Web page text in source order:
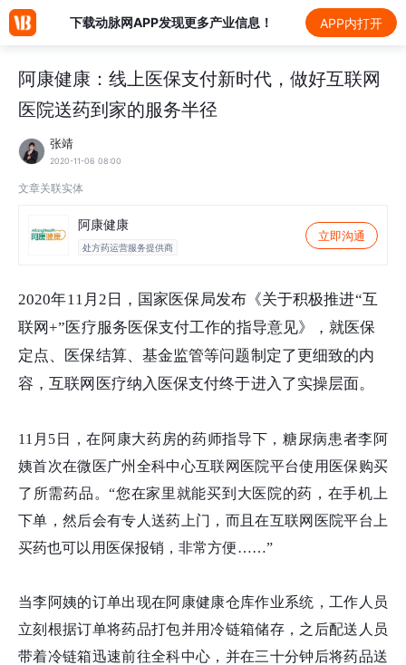
下载动脉网APP发现更多产业信息！ APP内打开
阿康健康：线上医保支付新时代，做好互联网
医院送药到家的服务半径
张靖
2020-11-06 08:00
文章关联实体
阿康健康
处方药运营服务提供商
立即沟通
2020年11月2日，国家医保局发布《关于积极推进“互
联网+”医疗服务医保支付工作的指导意见》，就医保
定点、医保结算、基金监管等问题制定了更细致的内
容 ，互联网医疗纳入医保支付终于进入了实操层面。
11月5日，在阿康大药房的药师指导下，糖尿病患者李阿
姨首次在微医广州全科中心互联网医院平台使用医保购买
了所需药品。“您在家里就能买到大医院的药，在手机上
下单，然后会有专人送药上门，而且在互联网医院平台上
买药也可以用医保报销，非常方便……”
当李阿姨的订单出现在阿康健康仓库作业系统，工作人员
立刻根据订单将药品打包并用冷链箱储存，之后配送人员
带着冷链箱迅速前往全科中心，并在三十分钟后将药品送